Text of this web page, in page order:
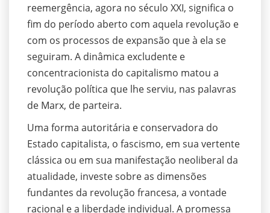
reemergência, agora no século XXI, significa o
fim do período aberto com aquela revolução e
com os processos de expansão que à ela se
seguiram. A dinâmica excludente e
concentracionista do capitalismo matou a
revolução política que lhe serviu, nas palavras
de Marx, de parteira.
Uma forma autoritária e conservadora do
Estado capitalista, o fascismo, em sua vertente
clássica ou em sua manifestação neoliberal da
atualidade, investe sobre as dimensões
fundantes da revolução francesa, a vontade
racional e a liberdade individual. A promessa